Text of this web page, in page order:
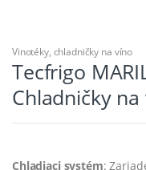
Vinotéky, chladničky na víno
Tecfrigo
Chladničky
Chladiaci systém: